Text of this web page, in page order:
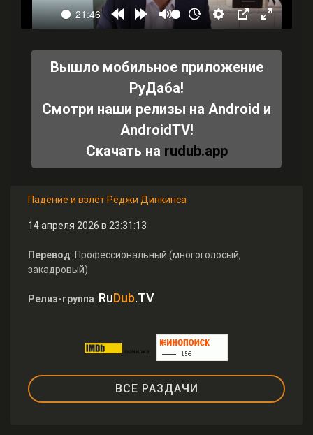
Вышло мобильное приложение
РуДаба!
Смотри наши релизы на Android и
AndroidTV!
Скачать на rudub.app
Падение и взлёт Реджи Динкинса
14 апреля 2026 в 23:31:13
Перевод: Профессиональный (многоголосый,
закадровый)
Релиз-группа: RuDub.TV
ВСЕ РАЗДАЧИ